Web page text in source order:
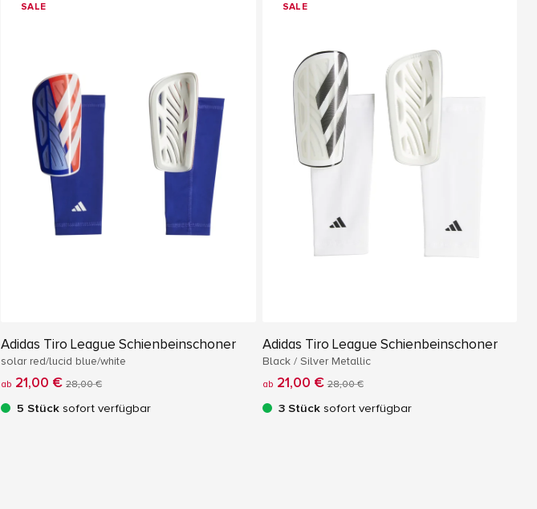
SALE
Adidas Tiro League Schienbeinschoner
solar red/lucid blue/white
ab 21,00 € 28,00 €
5 Stück sofort verfügbar
SALE
Adidas Tiro League Schienbeinschoner
Black / Silver Metallic
ab 21,00 € 28,00 €
3 Stücksofort verfügbar